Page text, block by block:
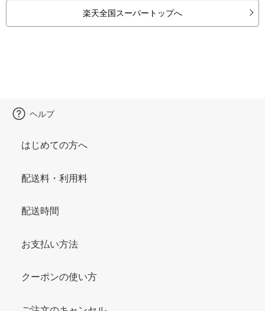
楽天全国スーパートップへ
ヘルプ
はじめての方へ
配送料・利用料
配送時間
お支払い方法
クーポンの使い方